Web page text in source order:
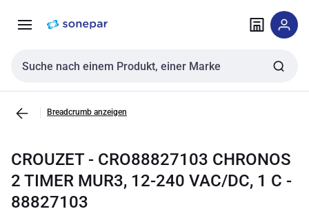
NavigationInhalt
Sucheingabe
Breadcrumb anzeigen
CROUZET - CRO88827103 CHRONOS
2 TIMER MUR3, 12-240 VAC/DC, 1 C -
88827103